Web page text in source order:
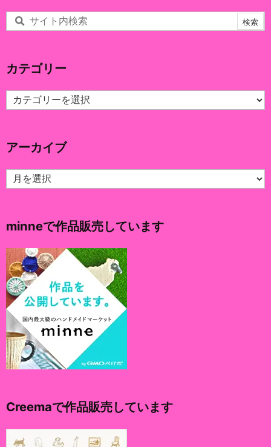
カテゴリー
カ
テ
ー
アーカイブ
ア
ー
ブ
minneで作品販売しています
Creemaで作品販売しています